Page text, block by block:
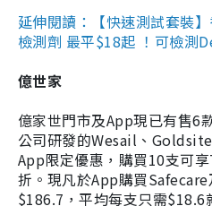
延伸閱讀：【快速測試套裝
檢測劑 最平$18起 ！可檢測
億世家
億家世門市及App現已有售6
公司研發的Wesail、
App限定優惠，購買10支可
折。現凡於App購買
$186.7，平均每支只需$18.6